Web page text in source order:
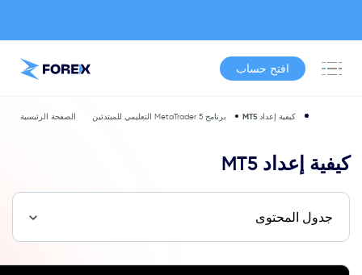
افتح حساب
الصفحة الرئيسية برنامج MetaTrader 5 التعليمي للمبتدئين كيفية إعداد MT5
كيفية إعداد MT5
جدول المحتوى